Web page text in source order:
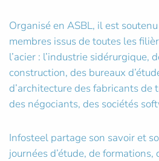
Organisé en ASBL, il est
membres issus de toutes les
l’acier : l’industrie sidérurgique,
construction, des bureaux
d’architecture des fabricants de
des négociants, des sociétés
Infosteel partage son savoir et
journées d’étude, de